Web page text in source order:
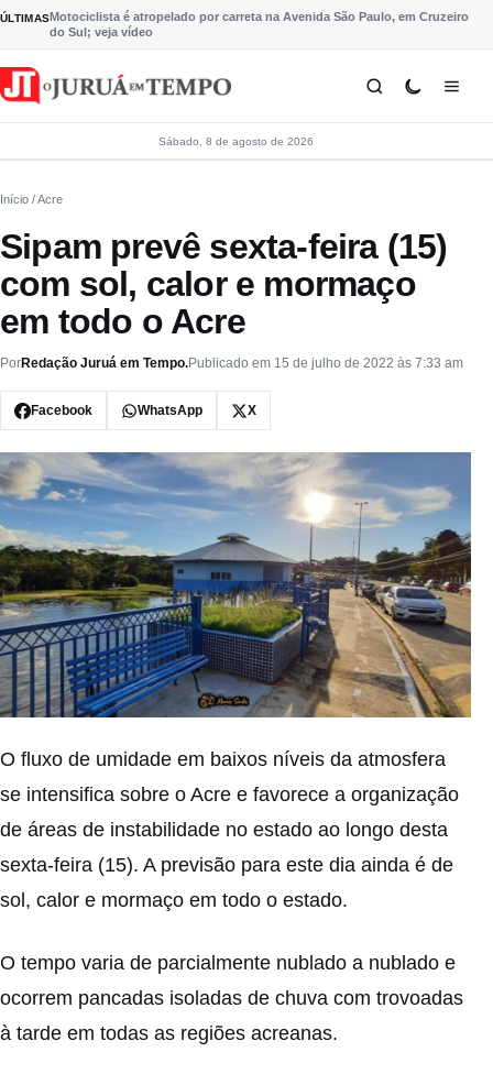
Pular para o conteúdo
ÚLTIMASMotociclista é atropelado por carreta na Avenida São Paulo, em Cruzeiro
do Sul; veja vídeo
Sábado, 8 de agosto de 2026
Início / Acre
Sipam prevê sexta-feira (15)
com sol, calor e mormaço
em todo o Acre
PorRedação Juruá em Tempo.Publicado em 15 de julho de 2022 às 7:33 am
Facebook WhatsApp X
O fluxo de umidade em baixos níveis da atmosfera
se intensifica sobre o Acre e favorece a organização
de áreas de instabilidade no estado ao longo desta
sexta-feira (15). A previsão para este dia ainda é de
sol, calor e mormaço em todo o estado.
O tempo varia de parcialmente nublado a nublado e
ocorrem pancadas isoladas de chuva com trovoadas
à tarde em todas as regiões acreanas.